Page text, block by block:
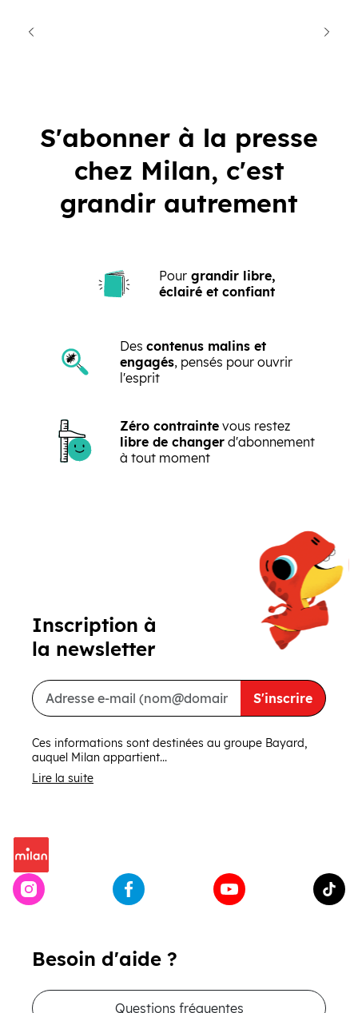
S'abonner à la presse
chez Milan, c'est
grandir autrement
Pour grandir libre,
éclairé et confiant
Des contenus malins et
engagés, pensés pour ouvrir
l'esprit
Zéro contrainte vous restez
libre de changer d'abonnement
à tout moment
Besoin d'aide ?
Questions fréquentes
Inscription à
la newsletter
S'inscrire
Ces informations sont destinées au groupe Bayard,
auquel Milan appartient...
Lire la suite